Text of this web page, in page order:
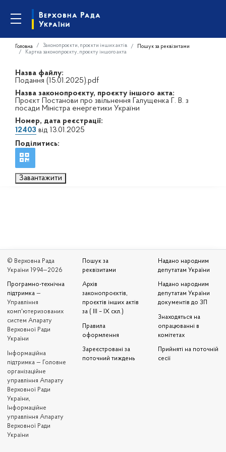
Головна Законопроєкти, проєкти інших актів
Пошук за реквізитами
Картка законопроєкту, проєкту іншого акта
Назва файлу:
Подання (15.01.2025).pdf
Назва законопроєкту, проєкту іншого акта:
Проєкт Постанови про звільнення Галущенка Г. В. з
посади Міністра енергетики України
Номер, дата реєстрації:
12403 від 13.01.2025
Поділитись:
Завантажити
© Верховна Рада
України 1994—2026
Програмно-технічна
підтримка —
Управління
комп'ютеризованих
систем Апарату
Верховної Ради
України
Iнформаційна
підтримка — Головне
організаційне
управління Апарату
Верховної Ради
України,
Інформаційне
управління Апарату
Верховної Ради
України
Пошук за
реквізитами
Архів
законопроєктів,
проєктів інших актів
за ( III – IX скл.)
Правила
оформлення
Зареєстровані за
поточний тиждень
Надано народним
депутатам України
Надано народним
депутатам України
документів до ЗП
Знаходяться на
опрацюванні в
комітетах
Прийняті на поточній
сесії